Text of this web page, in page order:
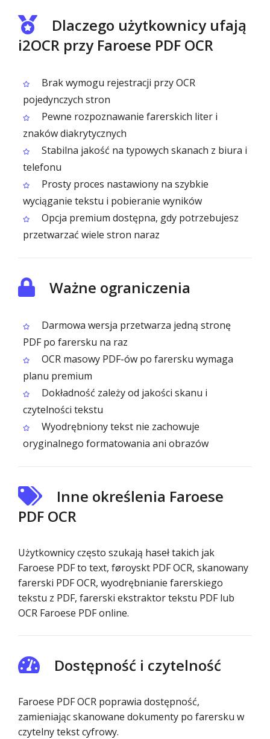
Dlaczego użytkownicy ufają
i2OCR przy Faroese PDF OCR
Brak wymogu rejestracji przy OCR
pojedynczych stron
Pewne rozpoznawanie farerskich liter i
znaków diakrytycznych
Stabilna jakość na typowych skanach z biura i
telefonu
Prosty proces nastawiony na szybkie
wyciąganie tekstu i pobieranie wyników
Opcja premium dostępna, gdy potrzebujesz
przetwarzać wiele stron naraz
Ważne ograniczenia
Darmowa wersja przetwarza jedną stronę
PDF po farersku na raz
OCR masowy PDF-ów po farersku wymaga
planu premium
Dokładność zależy od jakości skanu i
czytelności tekstu
Wyodrębniony tekst nie zachowuje
oryginalnego formatowania ani obrazów
Inne określenia Faroese
PDF OCR
Użytkownicy często szukają haseł takich jak
Faroese PDF to text, føroyskt PDF OCR, skanowany
farerski PDF OCR, wyodrębnianie farerskiego
tekstu z PDF, farerski ekstraktor tekstu PDF lub
OCR Faroese PDF online.
Dostępność i czytelność
Faroese PDF OCR poprawia dostępność,
zamieniając skanowane dokumenty po farersku w
czytelny tekst cyfrowy.